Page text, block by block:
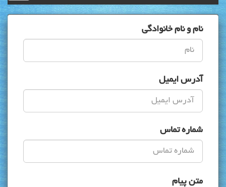
نام و نام خانوادگی
آدرس ایمیل
شماره تماس
متن پیام